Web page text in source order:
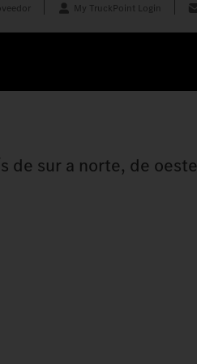
My TruckPoint Login
de sur a norte, de